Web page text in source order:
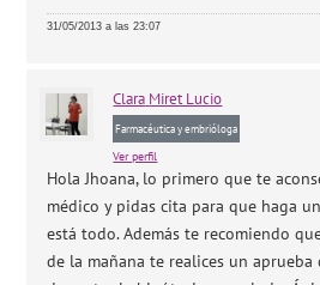
31/05/2013 a las 23:07
Clara Miret Lucio
Farmacéutica y embrióloga
Ver perfil
Hola Jhoana, lo primero que te
médico y pidas cita para que haga
está todo. Además te recomiendo
de la mañana te realices un aprueba